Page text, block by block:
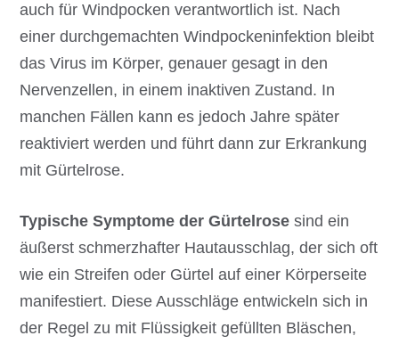
auch für Windpocken verantwortlich ist. Nach
einer durchgemachten Windpockeninfektion bleibt
das Virus im Körper, genauer gesagt in den
Nervenzellen, in einem inaktiven Zustand. In
manchen Fällen kann es jedoch Jahre später
reaktiviert werden und führt dann zur Erkrankung
mit Gürtelrose.
Typische Symptome der Gürtelrose sind ein
äußerst schmerzhafter Hautausschlag, der sich oft
wie ein Streifen oder Gürtel auf einer Körperseite
manifestiert. Diese Ausschläge entwickeln sich in
der Regel zu mit Flüssigkeit gefüllten Bläschen,